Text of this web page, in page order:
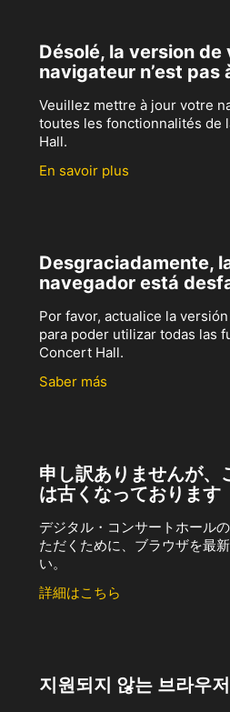
Désolé, la version de
navigateur n’est pas
Veuillez mettre à jour votre
toutes les fonctionnalités de
Hall.
En savoir plus
Desgraciadamente,
navegador está
Por favor, actualice la
para poder utilizar todas las
Concert Hall.
Saber más
申し訳ありませんが、
は古くなっております
デジタル・コンサートホール
ただくために、ブラウザを最
い。
詳細はこちら
지원되지 않는 브라우